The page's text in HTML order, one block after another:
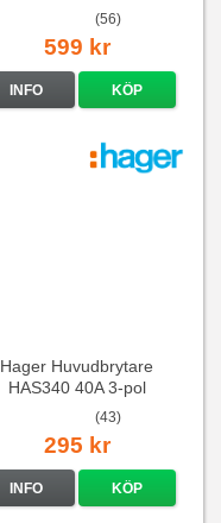
(56)
599 kr
INFO KÖP
Hager Huvudbrytare
HAS340 40A 3-pol
(43)
295 kr
INFO KÖP